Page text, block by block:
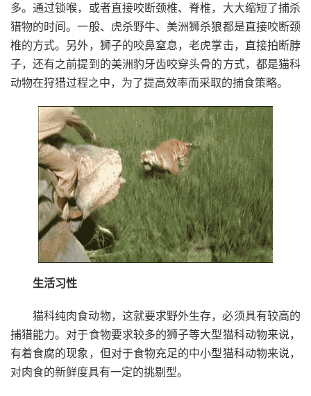
多。通过锁喉，或者直接咬断颈椎、脊椎，大大缩短了捕杀
猎物的时间。一般、虎杀野牛、美洲狮杀狼都是直接咬断颈
椎的方式。另外，狮子的咬鼻窒息，老虎掌击，直接拍断脖
子，还有之前提到的美洲豹牙齿咬穿头骨的方式，都是猫科
动物在狩猎过程之中，为了提高效率而采取的捕食策略。
生活习性
猫科纯肉食动物，这就要求野外生存，必须具有较高的
捕猎能力。对于食物要求较多的狮子等大型猫科动物来说，
有着食腐的现象，但对于食物充足的中小型猫科动物来说，
对肉食的新鲜度具有一定的挑剔型。